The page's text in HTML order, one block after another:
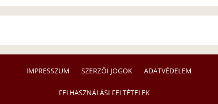
IMPRESSZUM SZERZŐI JOGOK ADATVÉDELEM
FELHASZNÁLÁSI FELTÉTELEK